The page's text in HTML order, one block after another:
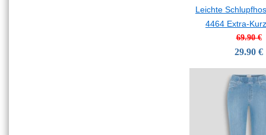
Leichte
4464 Extra-
69.90 €
29.90 €